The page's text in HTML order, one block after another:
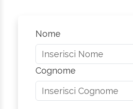
Nome
Cognome